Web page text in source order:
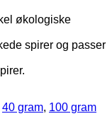
økologiske
spirer og passer
40 gram, 100 gram